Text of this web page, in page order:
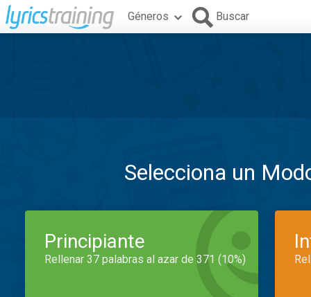
Géneros Buscar
Selecciona un
Principiante
Rellenar 37 palabras al azar de 371 (10%)